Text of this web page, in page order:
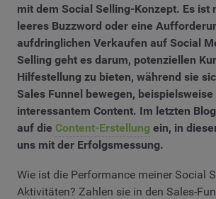
mit dem Social Selling-Konzept. Es ist
leeres Buzzword oder eine
aufdringlichen Verkaufen auf Social
Selling geht es darum, potenziellen
Hilfestellung zu bieten, während sie
Sales Funnel bewegen,
interessantem Content. Im letzten
auf die Content-Erstellung ein, in
uns mit der Erfolgsmessung.
Wie ist die Performance meiner Social
Aktivitäten? Zahlen sie in den Sales-